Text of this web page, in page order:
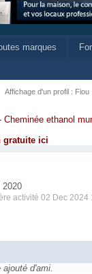
marques
Affichage d'un profil : Fiou
Cheminée ethanol
ici
2020
activité 02 Dec 2024
d'ami.